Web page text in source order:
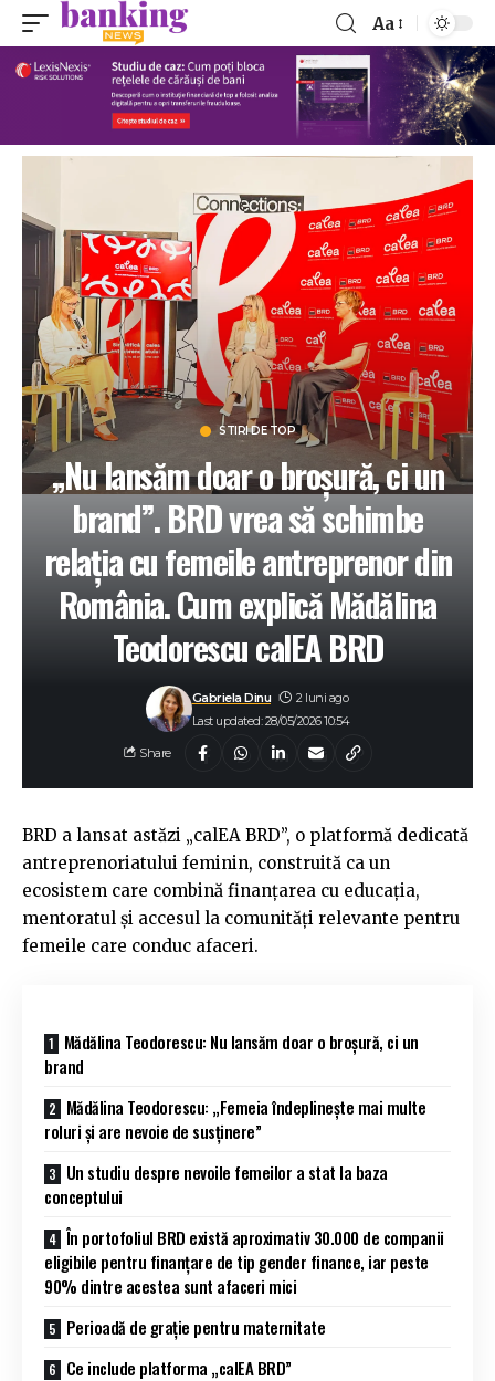
Aa
STIRI DE TOP
„Nu lansăm doar o broșură, ci un
brand”. BRD vrea să schimbe
relația cu femeile antreprenor din
România. Cum explică Mădălina
Teodorescu calEA BRD
Last updated: 28/05/2026 10:54
Gabriela Dinu 2 luni ago
Share
BRD a lansat astăzi „calEA BRD”, o platformă dedicată
antreprenoriatului feminin, construită ca un
ecosistem care combină finanțarea cu educația,
mentoratul și accesul la comunități relevante pentru
femeile care conduc afaceri.
Mădălina Teodorescu: Nu lansăm doar o broșură, ci un
brand
Mădălina Teodorescu: „Femeia îndeplinește mai multe
roluri și are nevoie de susținere”
Un studiu despre nevoile femeilor a stat la baza
conceptului
În portofoliul BRD există aproximativ 30.000 de companii
eligibile pentru finanțare de tip gender finance, iar peste
90% dintre acestea sunt afaceri mici
Perioadă de grație pentru maternitate
Ce include platforma „calEA BRD”